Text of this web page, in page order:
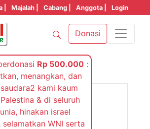
| Majalah | Cabang | Anggota | Login
Donasi
Sigi
Rp 500.000 :
menangkan, dan
kami kaum
& di seluruh
hinakan israel
selamatkan WNI serta